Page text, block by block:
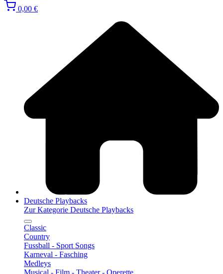
0,00 €
Deutsche Playbacks
Zur Kategorie Deutsche Playbacks
Classic
Country
Fussball - Sport Songs
Karneval - Fasching
Medleys
Musical - Film - Theater - Operette